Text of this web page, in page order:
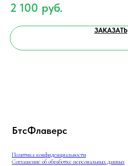
2 100 руб.
ЗАКАЗАТЬ
БтсФлаверс
Политика конфиденциальности
Соглашение об обработке персональных данных